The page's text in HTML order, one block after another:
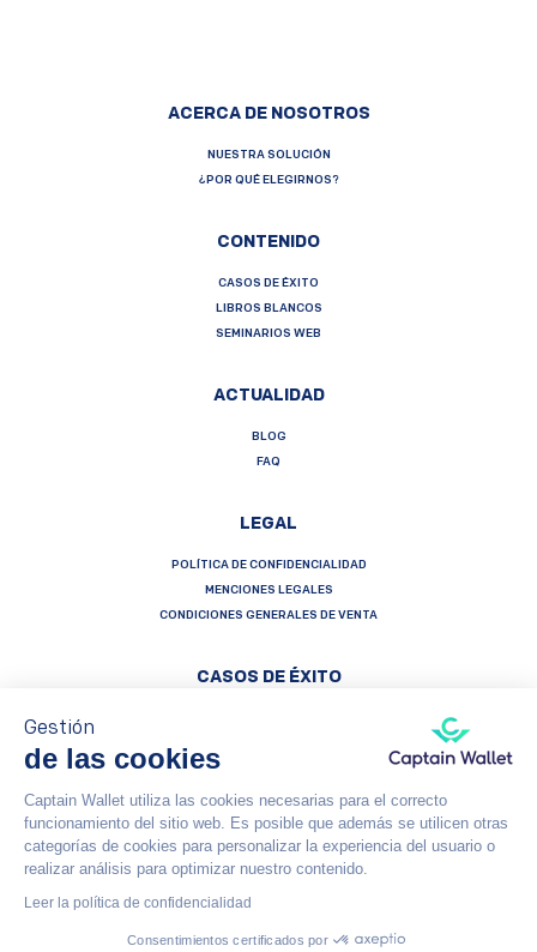
ACERCA DE NOSOTROS
NUESTRA SOLUCIÓN
¿POR QUÉ ELEGIRNOS?
CONTENIDO
CASOS DE ÉXITO
LIBROS BLANCOS
SEMINARIOS WEB
ACTUALIDAD
BLOG
FAQ
LEGAL
POLÍTICA DE CONFIDENCIALIDAD
MENCIONES LEGALES
CONDICIONES GENERALES DE VENTA
CASOS DE ÉXITO
Français Español English
© Captain Wallet 2023
Gestión
de las cookies
Captain Wallet utiliza las cookies necesarias para el correcto
funcionamiento del sitio web. Es posible que además se utilicen otras
categorías de cookies para personalizar la experiencia del usuario o
realizar análisis para optimizar nuestro contenido.
Leer la política de confidencialidad
Consentimientos certificados por